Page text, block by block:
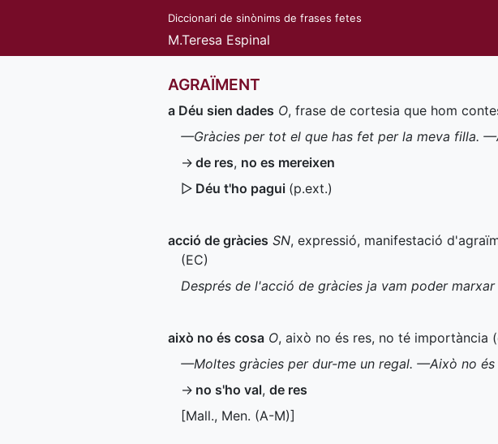
Diccionari de sinònims de frases fetes
M.Teresa Espinal
AGRAÏMENT
a Déu sien dades O, frase de cortesia que hom
—Gràcies per tot el que has fet per la meva filla.
→ de res, no es mereixen
▷ Déu t'ho pagui (p.ext.)
acció de gràcies SN, expressió, manifestació
(EC)
Després de l'acció de gràcies ja vam poder marxar
això no és cosa O, això no és res, no té importància
—Moltes gràcies per dur-me un regal. —Això no és
→ no s'ho val, de res
[Mall., Men. (A-M)]